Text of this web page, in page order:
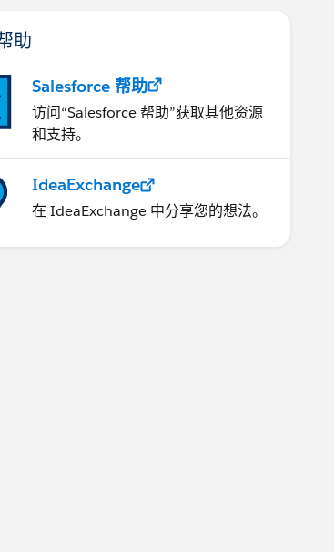
助
Salesforce 帮助
访问“Salesforce 帮助”获取其他资源
和支持。
IdeaExchange
在 IdeaExchange 中分享您的想法。